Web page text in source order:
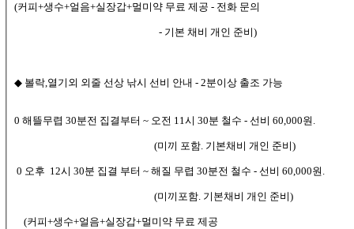
(커피+생수+얼음+실장갑+멀미약 무료 제공 - 전화 문의
- 기본 채비 개인 준비)
◆ 볼락,열기외 외줄 선상 낚시 선비 안내 - 2분이상 출조 가능
0 해뜰무렵 30분전 집결부터 ~ 오전 11시 30분 철수 - 선비 60,000원.
(미끼 포함. 기본채비 개인 준비)
0 오후 12시 30분 집결 부터 ~ 해질 무렵 30분전 철수 - 선비 60,000원.
(미끼포함. 기본채비 개인 준비)
(커피+생수+얼음+실장갑+멀미약 무료 제공